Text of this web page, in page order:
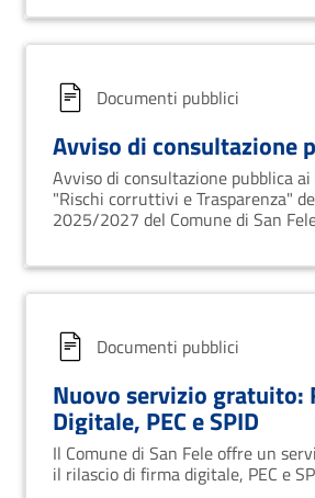
Documenti pubblici
Avviso di consultazione
Avviso di consultazione pubblica
"Rischi corruttivi e Trasparenza" del PIAO
2025/2027 del Comune di San
Documenti pubblici
Nuovo servizio gratuito:
Digitale, PEC e SPID
Il Comune di San Fele offre un
il rilascio di firma digitale, PEC e